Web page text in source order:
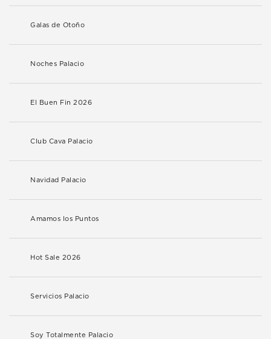
Galas de Otoño
Noches Palacio
El Buen Fin 2026
Club Cava Palacio
Navidad Palacio
Amamos los Puntos
Hot Sale 2026
Servicios Palacio
Soy Totalmente Palacio